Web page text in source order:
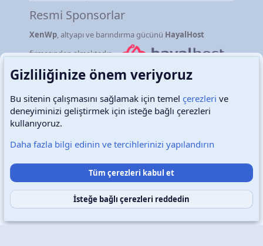
Resmi Sponsorlar
XenWp, altyapı ve barındırma gücünü HayalHost
firmasından almaktadır.
Türkçe (TR) Çerezler
Destek talepleri Bize ulaşın Şartlar ve kurallar
Gizlilik politikası Yardım Ana sayfa
S
Copyright © 2026 XenWp Telif Hakları Saklıdır
Gizliliğinize önem veriyoruz
Bu sitenin çalışmasını sağlamak için temel çerezleri ve
deneyiminizi geliştirmek için isteğe bağlı çerezleri
kullanıyoruz.
Daha fazla bilgi edinin ve tercihlerinizi yapılandırın
Tüm çerezleri kabul et
İsteğe bağlı çerezleri reddedin